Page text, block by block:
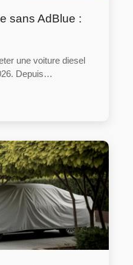
sans AdBlue :
une voiture diesel
Depuis…